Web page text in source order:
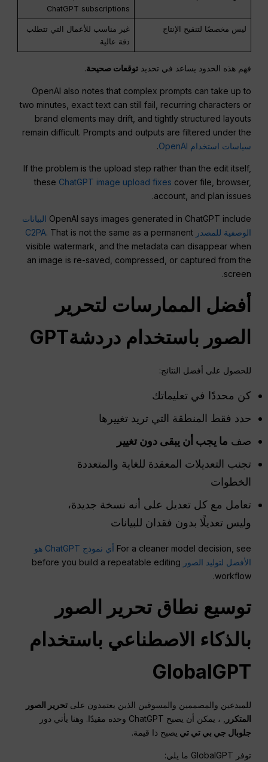
ChatGPT subscriptions
ليس مخصصًا لتنقيح الإنتاج
غير مناسب للأعمال التي تتطلب
دقة عالية
فهم هذه الحدود يساعد في تحديدتوقعات صحيحة.
OpenAI also notes that complex prompts can take up to
two minutes, exact text can still fail, recurring characters or
brand elements may drift, and tightly structured layouts
remain difficult. Prompts and outputs are filtered under the
سياسات استخدام OpenAI
.
If the problem is the upload step rather than the edit itself,
these ChatGPT image upload fixes cover file, browser,
account, and plan issues.
OpenAI says images generated in ChatGPT include البيانات
الوصفية للمصدر C2PA. That is not the same as a permanent
visible watermark, and the metadata can disappear when
an image is re-saved, compressed, or captured from the
screen.
أفضل الممارسات لتحرير
الصور باستخدامدردشةGPT
للحصول على أفضل النتائج:
كن محددًا في تعليماتك
حدد فقط المنطقة التي تريد تغييرها
صف ما يجب أن يبقى دون تغيير
تجنب التعديلات المعقدة للغاية والمتعددة
الخطوات
تعامل مع كل تعديل على أنه نسخة جديدة،
وليس تعديلًا بدون فقدان للبيانات
For a cleaner model decision, see
أي نموذج ChatGPT هو
الأفضل لتوليد الصور before you build a repeatable editing
workflow.
توسيع نطاق تحرير الصور
بالذكاء الاصطناعي باستخدام
GlobalGPT
للمبدعين والمصممين والمسوقين الذين يعتمدون علىتحرير الصور
المتكرر
, ، يمكن أن يصبح ChatGPT وحده مقيدًا. وهنا يأتي دور
جلوبال جي بي تي تي يصبح ذا قيمة.
توفر GlobalGPT ما يلي: